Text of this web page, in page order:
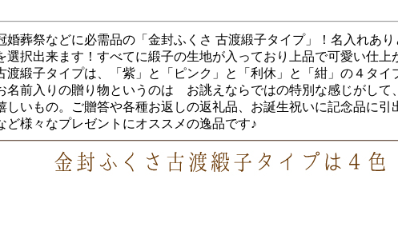
葬祭などに必需品の「金封ふくさ 古渡緞子タイプ」！名入れあり
択出来ます！すべてに緞子の生地が入っており上品で可愛い仕上
緞子タイプは、「紫」と「ピンク」と「利休」と「紺」の４タイ
前入りの贈り物というのは お誂えならではの特別な感じがして
いもの。ご贈答や各種お返しの返礼品、お誕生祝いに記念品に引
様々なプレゼントにオススメの逸品です♪